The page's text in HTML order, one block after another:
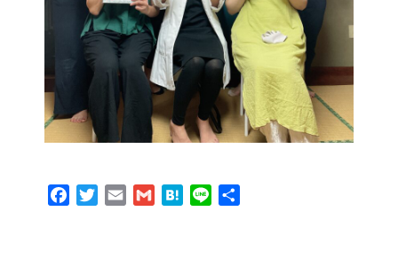
FacebookTwitterEmail Gmail HatenaLine